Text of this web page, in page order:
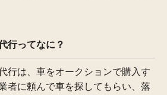
行ってなに？
行は、車をオークションで購入す
者に頼んで車を探してもらい、落